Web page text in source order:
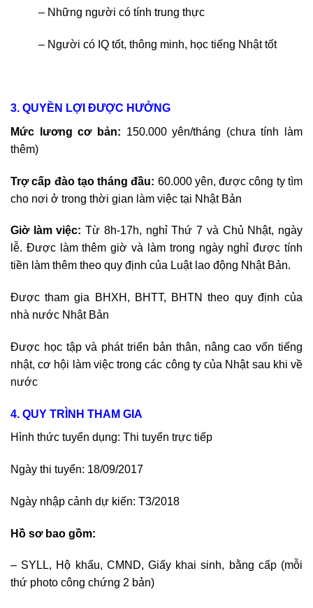
– Những người có tính trung thực
– Người có IQ tốt, thông minh, học tiếng Nhật tốt
3. QUYỀN LỢI ĐƯỢC HƯỞNG
Mức lương cơ bản: 150.000 yên/tháng (chưa tính làm
thêm)
Trợ cấp đào tạo tháng đầu: 60.000 yên, được công ty tìm
cho nơi ở trong thời gian làm việc tại Nhật Bản
Giờ làm việc: Từ 8h-17h, nghỉ Thứ 7 và Chủ Nhật, ngày
lễ. Được làm thêm giờ và làm trong ngày nghỉ được tính
tiền làm thêm theo quy định của Luật lao động Nhật Bản.
Được tham gia BHXH, BHTT, BHTN theo quy định của
nhà nước Nhật Bản
Được học tập và phát triển bản thân, nâng cao vốn tiếng
nhật, cơ hội làm việc trong các công ty của Nhật sau khi về
nước
4. QUY TRÌNH THAM GIA
Hình thức tuyển dụng: Thi tuyển trực tiếp
Ngày thi tuyển: 18/09/2017
Ngày nhập cảnh dự kiến: T3/2018
Hồ sơ bao gồm:
– SYLL, Hộ khẩu, CMND, Giấy khai sinh, bằng cấp (mỗi
thứ photo công chứng 2 bản)